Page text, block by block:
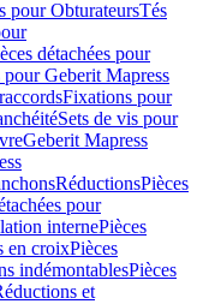
pour ObturateursTés
détachées pour
pour Geberit Mapress
Fixations pour
Sets de vis pour
Geberit Mapress
RéductionsPièces
pour
internePièces
en croixPièces
indémontablesPièces
et